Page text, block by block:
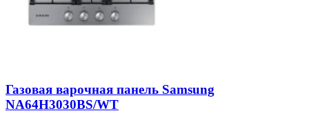
Газовая варочная панель Samsung
NA64H3030BS/WT